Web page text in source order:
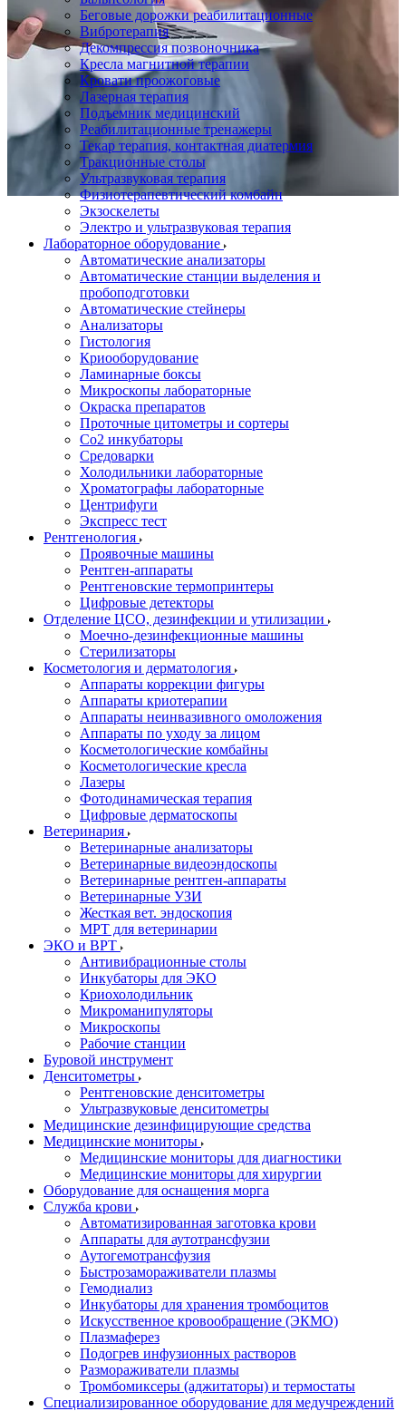
Беговые дорожки реабилитационные
Вибротерапия
Декомпрессия позвоночника
Кресла магнитной терапии
Кровати проожоговые
Лазерная терапия
Подъемник медицинский
Реабилитационные тренажеры
Текар терапия, контактная диатермия
Тракционные столы
Ультразвуковая терапия
Физиотерапевтический комбайн
Экзоскелеты
Электро и ультразвуковая терапия
Лабораторное оборудование
Автоматические анализаторы
Автоматические станции выделения и
пробоподготовки
Автоматические стейнеры
Анализаторы
Гистология
Криооборудование
Ламинарные боксы
Микроскопы лабораторные
Окраска препаратов
Проточные цитометры и сортеры
Со2 инкубаторы
Средоварки
Холодильники лабораторные
Хроматографы лабораторные
Центрифуги
Экспресс тест
Рентгенология
Проявочные машины
Рентген-аппараты
Рентгеновские термопринтеры
Цифровые детекторы
Отделение ЦСО, дезинфекции и утилизации
Моечно-дезинфекционные машины
Стерилизаторы
Косметология и дерматология
Аппараты коррекции фигуры
Аппараты криотерапии
Аппараты неинвазивного омоложения
Аппараты по уходу за лицом
Косметологические комбайны
Косметологические кресла
Лазеры
Фотодинамическая терапия
Цифровые дерматоскопы
Ветеринария
Ветеринарные анализаторы
Ветеринарные видеоэндоскопы
Ветеринарные рентген-аппараты
Ветеринарные УЗИ
Жесткая вет. эндоскопия
МРТ для ветеринарии
ЭКО и ВРТ
Антивибрационные столы
Инкубаторы для ЭКО
Криохолодильник
Микроманипуляторы
Микроскопы
Рабочие станции
Буровой инструмент
Денситометры
Рентгеновские денситометры
Ультразвуковые денситометры
Медицинские дезинфицирующие средства
Медицинские мониторы
Медицинские мониторы для диагностики
Медицинские мониторы для хирургии
Оборудование для оснащения морга
Служба крови
Автоматизированная заготовка крови
Аппараты для аутотрансфузии
Аутогемотрансфузия
Быстрозамораживатели плазмы
Гемодиализ
Инкубаторы для хранения тромбоцитов
Искусственное кровообращение (ЭКМО)
Плазмаферез
Подогрев инфузионных растворов
Размораживатели плазмы
Тромбомиксеры (аджитаторы) и термостаты
Специализированное оборудование для медучреждений